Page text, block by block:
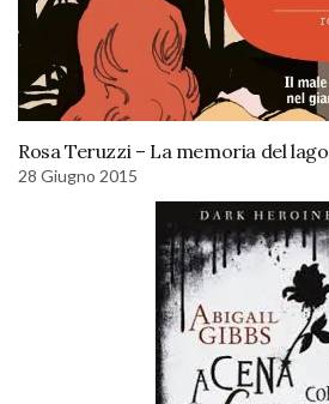
Rosa Teruzzi – La memoria del lago
28 Giugno 2015